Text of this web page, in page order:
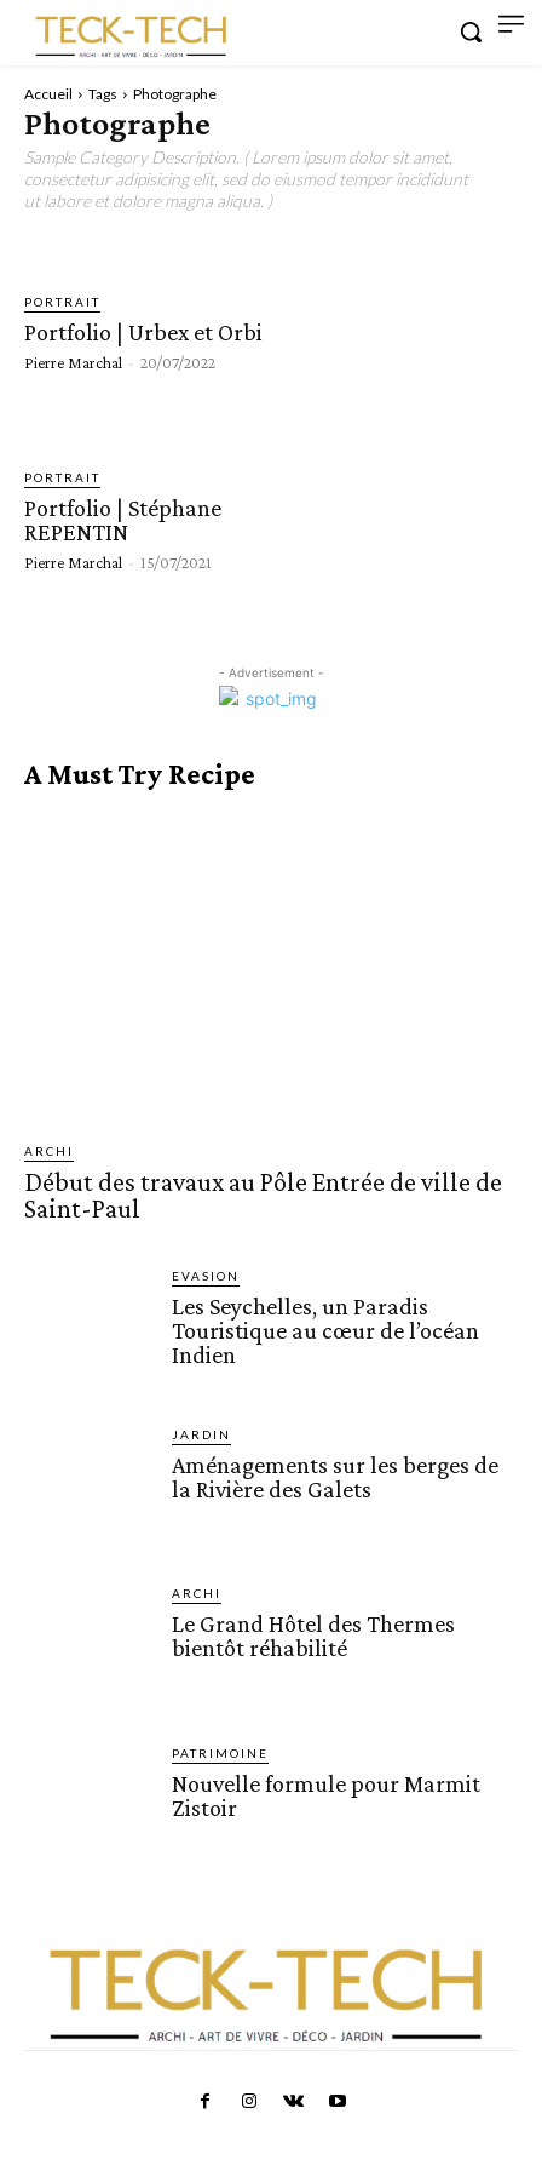
Accueil Tags Photographe
Photographe
Sample Category Description. ( Lorem ipsum dolor sit amet,
consectetur adipisicing elit, sed do eiusmod tempor incididunt
ut labore et dolore magna aliqua. )
PORTRAIT
Portfolio | Urbex et Orbi
Pierre Marchal - 20/07/2022
PORTRAIT
Portfolio | Stéphane
REPENTIN
Pierre Marchal - 15/07/2021
- Advertisement -
A Must Try Recipe
ARCHI
Début des travaux au Pôle Entrée de ville de
Saint-Paul
EVASION
Les Seychelles, un Paradis
Touristique au cœur de l’océan
Indien
JARDIN
Aménagements sur les berges de
la Rivière des Galets
ARCHI
Le Grand Hôtel des Thermes
bientôt réhabilité
PATRIMOINE
Nouvelle formule pour Marmit
Zistoir